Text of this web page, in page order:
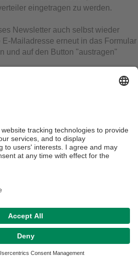
eingetragen zu werden.
Newsletter auch selbst wieder
E-Mailadresse erneut in das Formular
und auf den Button "austragen"
Impressum